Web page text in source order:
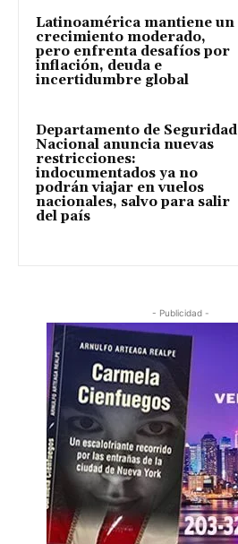
Latinoamérica mantiene un
crecimiento moderado,
pero enfrenta desafíos por
inflación, deuda e
incertidumbre global
Departamento de Seguridad
Nacional anuncia nuevas
restricciones:
indocumentados ya no
podrán viajar en vuelos
nacionales, salvo para salir
del país
- Publicidad -